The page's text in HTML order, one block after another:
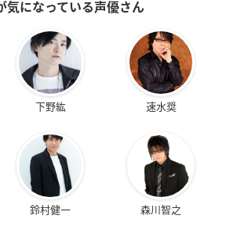
気になっている声優さん
下野紘 速水奨
鈴村健一 森川智之